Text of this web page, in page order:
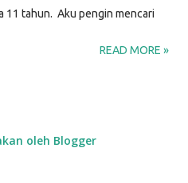
11 tahun. Aku pengin mencari
yang menantang, dan
bahwa kegiatan yang memenuhi
READ MORE »
oleh Blogger